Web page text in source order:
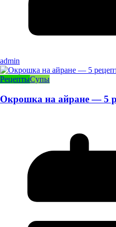
admin
РецептыСупы
Окрошка на айране — 5